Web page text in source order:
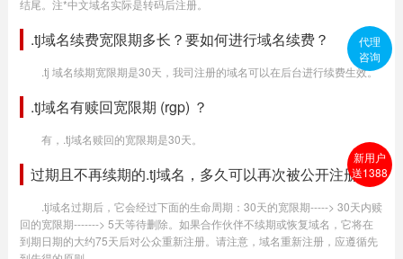
结尾。注*中文域名实际是转码后注册。
.tj域名续费宽限期多长？要如何进行域名续费？
.tj 域名续期宽限期是30天，我司注册的域名可以在后台进行续费生效。
.tj域名有赎回宽限期 (rgp) ？
有，.tj域名赎回的宽限期是30天。
过期且不再续期的.tj域名，多久可以再次被公开注册？
.tj域名过期后，它会经过下面的生命周期：30天的宽限期-----> 30天内赎
回的宽限期-------> 5天等待删除。如果合作伙伴不续期或恢复域名，它将在
到期日期的大约75天后对公众重新注册。请注意，域名重新注册，应遵循先
代理
咨询
新用户
送1388